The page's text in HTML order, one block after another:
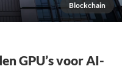
Blockchain
GPU’s voor AI-